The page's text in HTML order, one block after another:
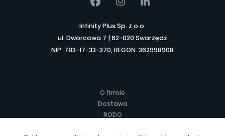
Infinity Plus Sp. z o.o.
ul. Dworcowa 7 | 62-020 Swarzędz
NIP: 783-17-33-370, REGON: 362998908
O firmie
Dostawa
RODO